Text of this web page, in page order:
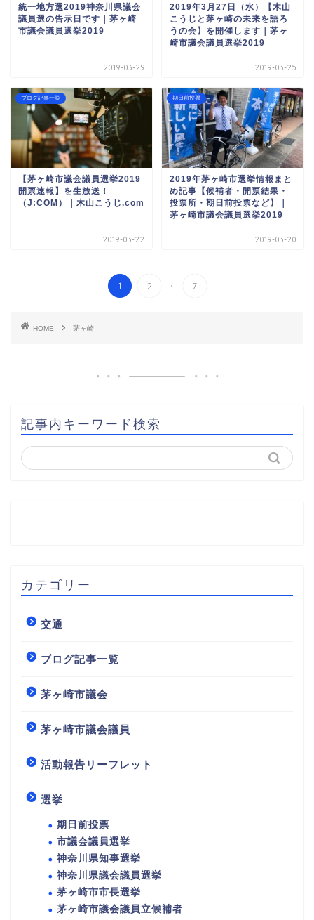
統一地方選2019神奈川県議会
議員選の告示日です｜茅ヶ崎
市議会議員選挙2019
2019-03-29
2019年3月27日（水）【木山
こうじと茅ヶ崎の未来を語ろ
うの会】を開催します｜茅ヶ
崎市議会議員選挙2019
2019-03-25
ブログ記事一覧
【茅ヶ崎市議会議員選挙2019
開票速報】を生放送！
（J:COM）｜木山こうじ.com
2019-03-22
期日前投票
2019年茅ヶ崎市選挙情報まと
め記事【候補者・開票結果・
投票所・期日前投票など】｜
茅ヶ崎市議会議員選挙2019
2019-03-20
1 2 ... 7
HOME 茅ヶ崎
記事内キーワード検索
カテゴリー
交通
ブログ記事一覧
茅ヶ崎市議会
茅ヶ崎市議会議員
活動報告リーフレット
選挙
期日前投票
市議会議員選挙
神奈川県知事選挙
神奈川県議会議員選挙
茅ヶ崎市市長選挙
茅ヶ崎市議会議員立候補者